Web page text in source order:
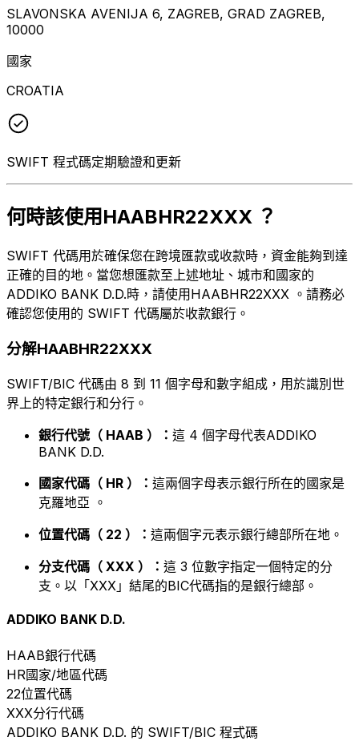
SLAVONSKA AVENIJA 6, ZAGREB, GRAD ZAGREB,
10000
國家
CROATIA
SWIFT 程式碼定期驗證和更新
何時該使用HAABHR22XXX ？
SWIFT 代碼用於確保您在跨境匯款或收款時，資金能夠到達
正確的目的地。當您想匯款至上述地址、城市和國家的
ADDIKO BANK D.D.時，請使用HAABHR22XXX 。請務必
確認您使用的 SWIFT 代碼屬於收款銀行。
分解HAABHR22XXX
SWIFT/BIC 代碼由 8 到 11 個字母和數字組成，用於識別世
界上的特定銀行和分行。
銀行代號（ HAAB ）： 這 4 個字母代表ADDIKO
BANK D.D.
國家代碼（ HR ）： 這兩個字母表示銀行所在的國家是
克羅地亞 。
位置代碼（ 22 ）： 這兩個字元表示銀行總部所在地。
分支代碼（ XXX ）： 這 3 位數字指定一個特定的分
支。以「XXX」結尾的BIC代碼指的是銀行總部。
ADDIKO BANK D.D.
HAAB銀行代碼
HR國家/地區代碼
22位置代碼
XXX分行代碼
ADDIKO BANK D.D. 的 SWIFT/BIC 程式碼